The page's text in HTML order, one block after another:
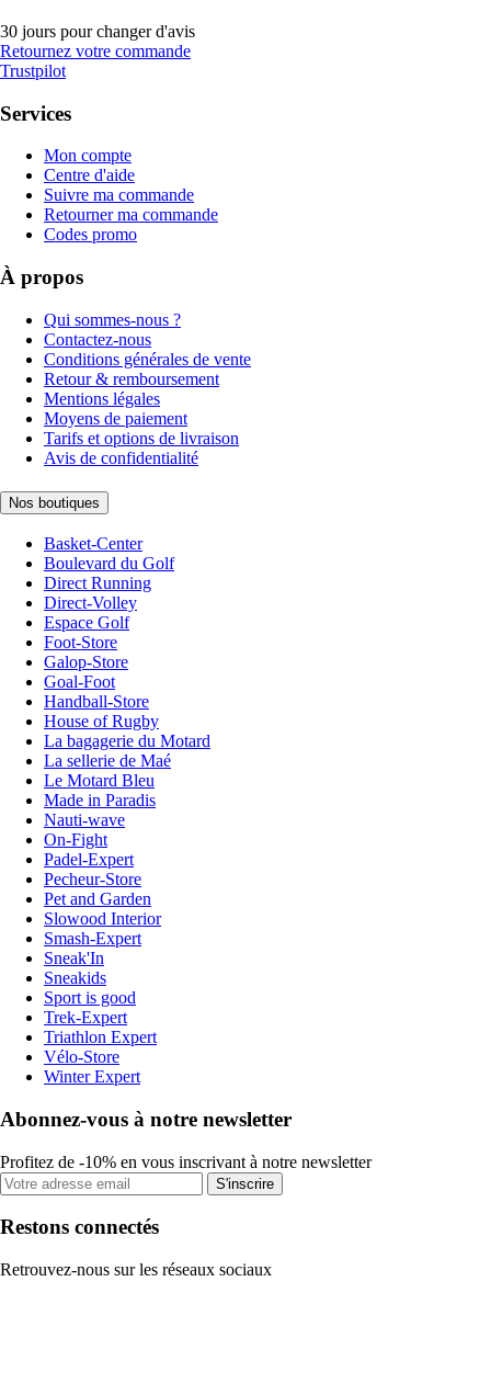
30 jours pour changer d'avis
Retournez votre commande
Trustpilot
Services
Mon compte
Centre d'aide
Suivre ma commande
Retourner ma commande
Codes promo
À propos
Qui sommes-nous ?
Contactez-nous
Conditions générales de vente
Retour & remboursement
Mentions légales
Moyens de paiement
Tarifs et options de livraison
Avis de confidentialité
Nos boutiques
Basket-Center
Boulevard du Golf
Direct Running
Direct-Volley
Espace Golf
Foot-Store
Galop-Store
Goal-Foot
Handball-Store
House of Rugby
La bagagerie du Motard
La sellerie de Maé
Le Motard Bleu
Made in Paradis
Nauti-wave
On-Fight
Padel-Expert
Pecheur-Store
Pet and Garden
Slowood Interior
Smash-Expert
Sneak'In
Sneakids
Sport is good
Trek-Expert
Triathlon Expert
Vélo-Store
Winter Expert
Abonnez-vous à notre newsletter
Profitez de -10% en vous inscrivant à notre newsletter
S'inscrire
Restons connectés
Retrouvez-nous sur les réseaux sociaux